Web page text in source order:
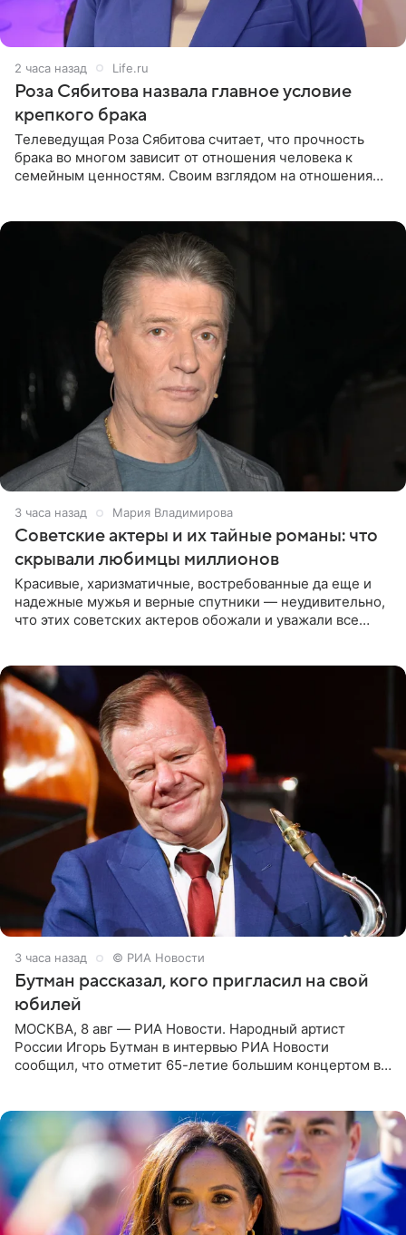
2 часа назад Life.ru
Роза Сябитова назвала главное условие
крепкого брака
Телеведущая Роза Сябитова считает, что прочность
брака во многом зависит от отношения человека к
семейным ценностям. Своим взглядом на отношения
3 часа назад Мария Владимирова
Советские актеры и их тайные романы: что
скрывали любимцы миллионов
Красивые, харизматичные, востребованные да еще и
надежные мужья и верные спутники — неудивительно,
что этих советских актеров обожали и уважали все
3 часа назад © РИА Новости
Бутман рассказал, кого пригласил на свой
юбилей
МОСКВА, 8 авг — РИА Новости. Народный артист
России Игорь Бутман в интервью РИА Новости
сообщил, что отметит 65-летие большим концертом в